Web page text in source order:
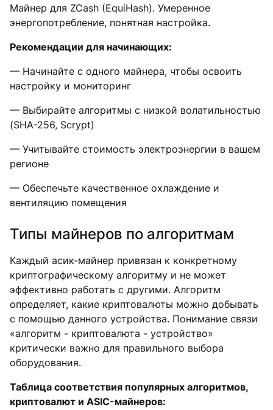
Майнер для ZCash (EquiHash). Умеренное
энергопотребление, понятная настройка.
Рекомендации для начинающих:
— Начинайте с одного майнера, чтобы освоить
настройку и мониторинг
— Выбирайте алгоритмы с низкой волатильностью
(SHA-256, Scrypt)
— Учитывайте стоимость электроэнергии в вашем
регионе
— Обеспечьте качественное охлаждение и
вентиляцию помещения
Типы майнеров по алгоритмам
Каждый асик-майнер привязан к конкретному
криптографическому алгоритму и не может
эффективно работать с другими. Алгоритм
определяет, какие криптовалюты можно добывать
с помощью данного устройства. Понимание связи
«алгоритм - криптовалюта - устройство»
критически важно для правильного выбора
оборудования.
Таблица соответствия популярных алгоритмов,
криптовалют и ASIC-майнеров: